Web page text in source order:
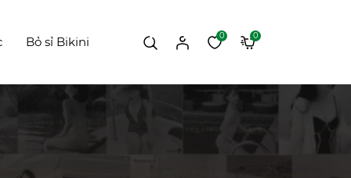
Bỏ sỉ Bikini 0 0